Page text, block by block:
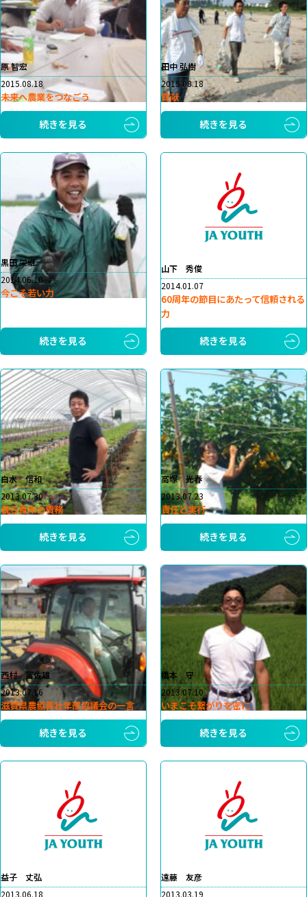
原 智宏
2015.08.18
未来へ農業をつなごう
続きを見る
田中 弘樹
2015.08.18
貢献
続きを見る
黒田 栄継
2014.06.10
今こそ若い力
続きを見る
山下 秀俊
2014.01.07
60周年の節目にあたって信頼される
力
続きを見る
白水 信和
2013.07.30
我ら青年の責務
続きを見る
高塚 光春
2013.07.23
責任と実行
続きを見る
西村 富佐雄
2013.07.16
滋賀県農協青壮年部協議会の一言
続きを見る
橋本 守
2013.07.10
いまこそ繋がりを密に
続きを見る
益子 丈弘
2013.06.18
遠藤 友彦
2013.03.19